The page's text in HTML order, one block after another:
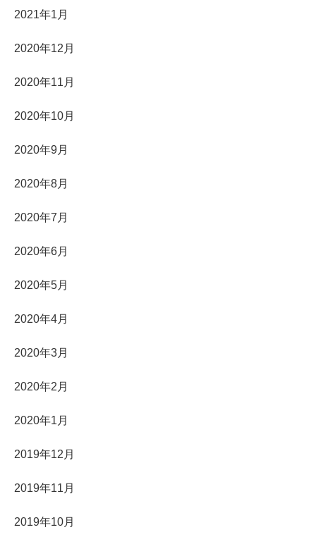
2021年1月
2020年12月
2020年11月
2020年10月
2020年9月
2020年8月
2020年7月
2020年6月
2020年5月
2020年4月
2020年3月
2020年2月
2020年1月
2019年12月
2019年11月
2019年10月